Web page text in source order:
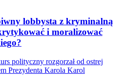
lobbysta z kryminalną
i moralizować
polityczny rozgorzał od ostrej
Prezydenta Karola Karol